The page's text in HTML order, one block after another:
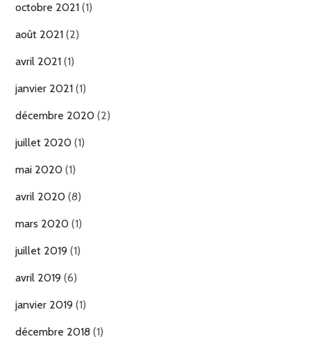
octobre 2021 (1)
août 2021 (2)
avril 2021 (1)
janvier 2021 (1)
décembre 2020 (2)
juillet 2020 (1)
mai 2020 (1)
avril 2020 (8)
mars 2020 (1)
juillet 2019 (1)
avril 2019 (6)
janvier 2019 (1)
décembre 2018 (1)